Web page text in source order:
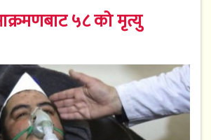
५८ को मृत्यु